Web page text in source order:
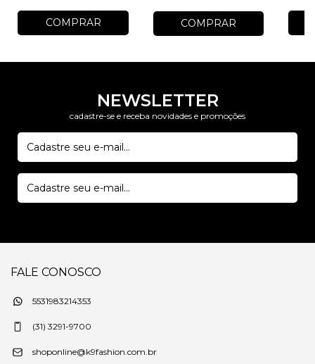
COMPRAR COMPRAR
NEWSLETTER
cadastre-se e receba novidades e promoções
FALE CONOSCO
5531983214353
(31) 3291-9700
shoponline@k9fashion.com.br